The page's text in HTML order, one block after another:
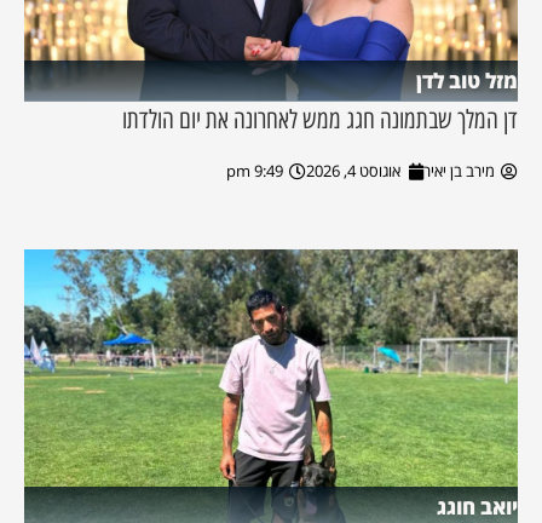
מזל טוב לדן
דן המלך שבתמונה חגג ממש לאחרונה את יום הולדתו
מירב בן יאיר אוגוסט 4, 2026 9:49 pm
יואב חוגג